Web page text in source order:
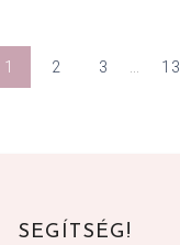
1 2 3 … 13
SEGÍTSÉG!